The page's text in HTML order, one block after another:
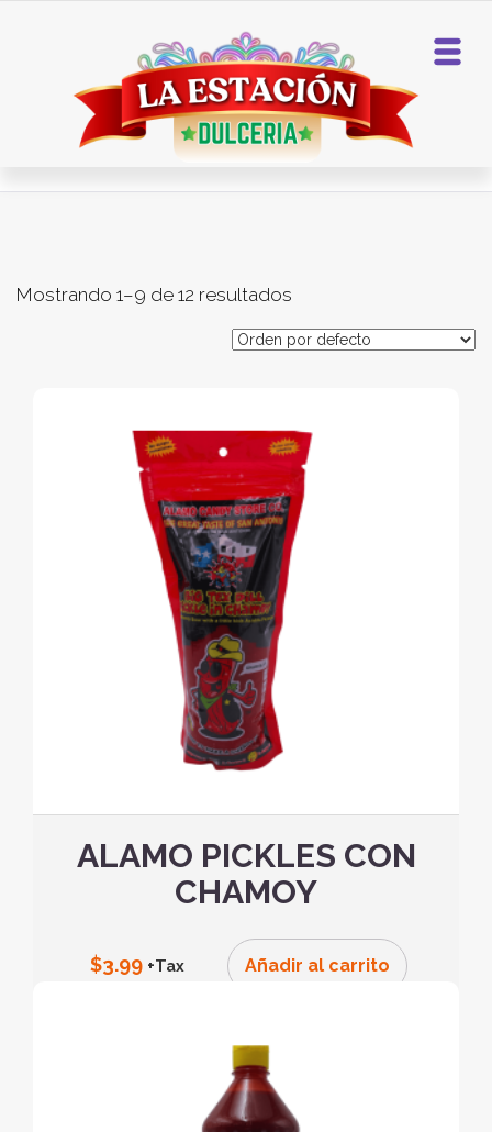
Home Chamoy
Mostrando 1–9 de 12 resultados
ALAMO PICKLES CON
CHAMOY
$3.99 +Tax Añadir al carrito